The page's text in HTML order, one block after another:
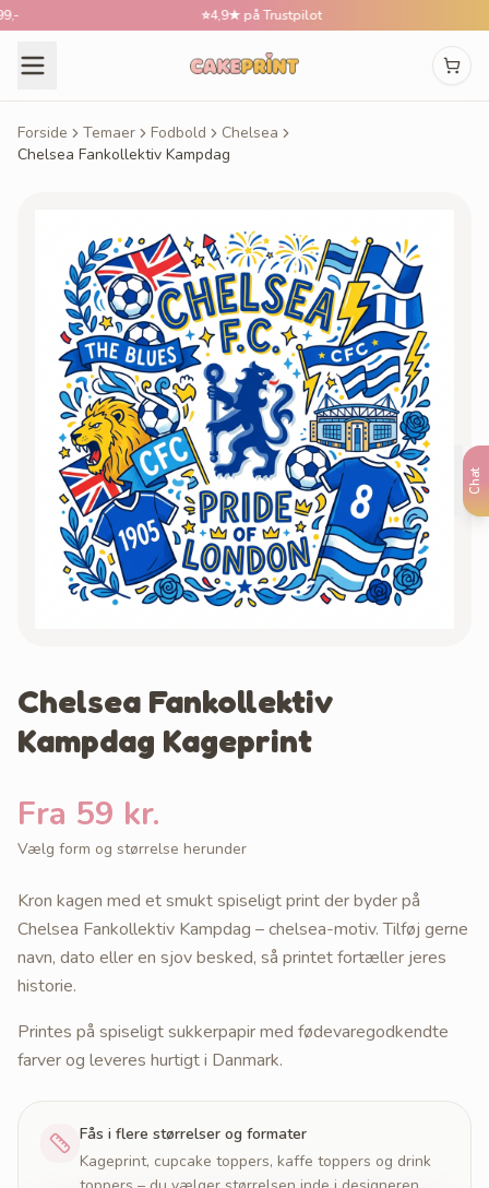
Chat
4,9★ på Trustpilot
Forside Temaer Fodbold
Chelsea
Chelsea Fankollektiv Kampdag
Chelsea Fankollektiv
Kampdag Kageprint
Fra 59 kr.
Vælg form og størrelse herunder
Kron kagen med et smukt spiseligt print der byder på
Chelsea Fankollektiv Kampdag – chelsea-motiv. Tilføj gerne
navn, dato eller en sjov besked, så printet fortæller jeres
historie.
Printes på spiseligt sukkerpapir med fødevaregodkendte
farver og leveres hurtigt i Danmark.
Fås i flere størrelser og formater
Kageprint, cupcake toppers, kaffe toppers og drink